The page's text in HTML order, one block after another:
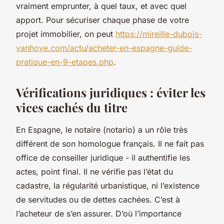
vraiment emprunter, à quel taux, et avec quel
apport. Pour sécuriser chaque phase de votre
projet immobilier, on peut https://mireille-dubois-
vanhove.com/actu/acheter-en-espagne-guide-
pratique-en-9-etapes.php.
Vérifications juridiques : éviter les
vices cachés du titre
En Espagne, le notaire (notario) a un rôle très
différent de son homologue français. Il ne fait pas
office de conseiller juridique - il authentifie les
actes, point final. Il ne vérifie pas l’état du
cadastre, la régularité urbanistique, ni l’existence
de servitudes ou de dettes cachées. C’est à
l’acheteur de s’en assurer. D’où l’importance